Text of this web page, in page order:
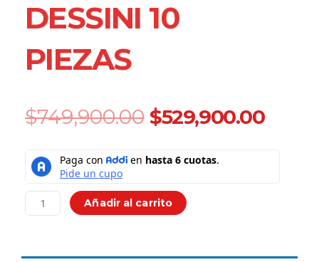
DESSINI 10
PIEZAS
$749,900.00 Original
price
$749,900.00.
$529,900.00
Ollas
Dessini
10
Añadir al carrito